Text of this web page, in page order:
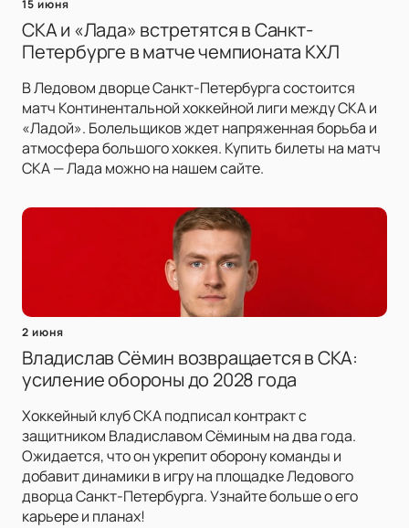
15 июня
СКА и «Лада» встретятся в Санкт-
Петербурге в матче чемпионата КХЛ
В Ледовом дворце Санкт-Петербурга состоится
матч Континентальной хоккейной лиги между СКА и
«Ладой». Болельщиков ждет напряженная борьба и
атмосфера большого хоккея. Купить билеты на матч
СКА — Лада можно на нашем сайте.
2 июня
Владислав Сёмин возвращается в СКА:
усиление обороны до 2028 года
Хоккейный клуб СКА подписал контракт с
защитником Владиславом Сёминым на два года.
Ожидается, что он укрепит оборону команды и
добавит динамики в игру на площадке Ледового
дворца Санкт-Петербурга. Узнайте больше о его
карьере и планах!